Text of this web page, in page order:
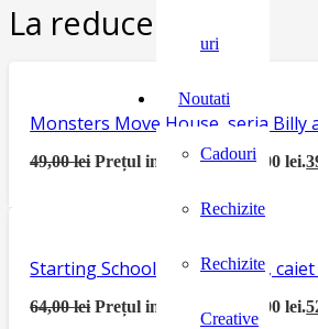
uri
Noutati
Cadouri
Rechizite
Rechizite
Creative
La reducere:
Monsters Move House, seria
49,00lei Prețul inițial a fost: 49,00 lei.
Starting School Activity Book,
64,00lei Prețul inițial a fost: 64,00 lei.